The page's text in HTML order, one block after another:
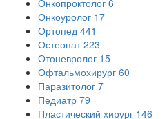
Онкоуролог 17
Ортопед 441
Остеопат 223
Отоневролог 15
Офтальмохирург 60
Паразитолог 7
Педиатр 79
Пластический хирург 146